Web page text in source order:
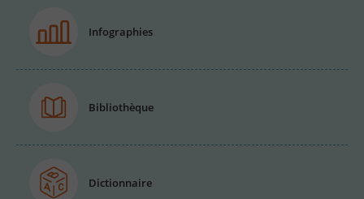
Infographies
Bibliothèque
Dictionnaire